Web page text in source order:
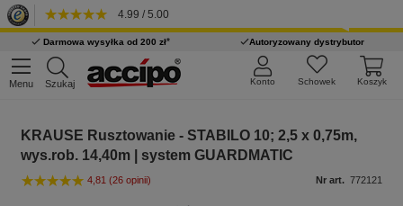
4.99 / 5.00
Darmowa wysyłka od 200 zł* Autoryzowany dystrybutor
Menu Szukaj Koszyk
Schowek
Konto
KRAUSE Rusztowanie - STABILO 10; 2,5 x 0,75m,
wys.rob. 14,40m | system GUARDMATIC
4,81 (26 opinii) Nr art. 772121